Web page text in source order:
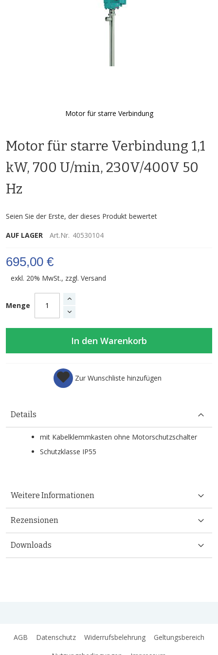
Motor für starre Verbindung
der
springen
Motor für starre Verbindung 1,1
kW, 700 U/min, 230V/400V 50
Hz
Seien Sie der Erste, der dieses Produkt bewertet
AUF LAGER Art.Nr. 40530104
695,00 €
exkl. 20% MwSt., zzgl. Versand
Menge
In den Warenkorb
Zur Wunschliste hinzufügen
Details
mit Kabelklemmkasten ohne Motorschutzschalter
Schutzklasse IP55
Weitere Informationen
Rezensionen
Downloads
AGB Datenschutz Widerrufsbelehrung
Geltungsbereich